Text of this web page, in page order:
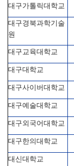
대구가톨릭대학교
대구경북과학기술
원
대구교육대학교
대구대학교
대구사이버대학교
대구예술대학교
대구외국어대학교
대구한의대학교
대신대학교